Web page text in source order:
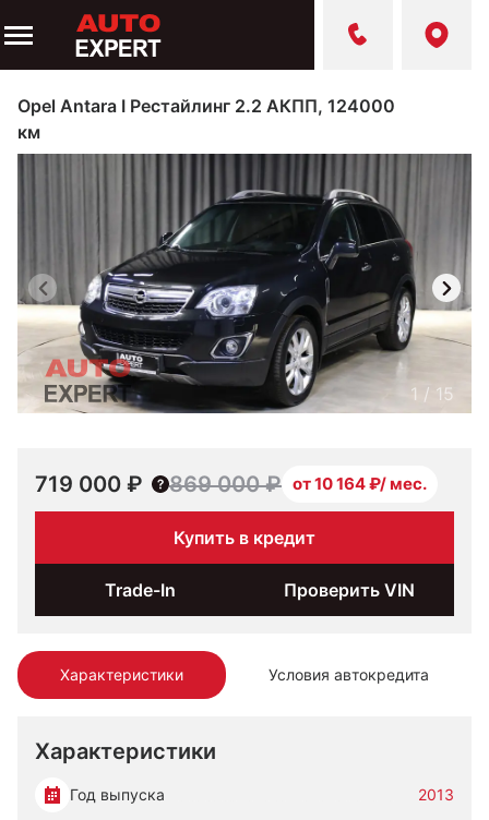
Opel Antara I Рестайлинг 2.2 АКПП, 124000
км
Характеристики Условия автокредита
Характеристики
Год выпуска 2013
1 / 15
719 000 ₽ 869 000 ₽ от 10 164 ₽/ мес.
Купить в кредит
Trade-In Проверить VIN